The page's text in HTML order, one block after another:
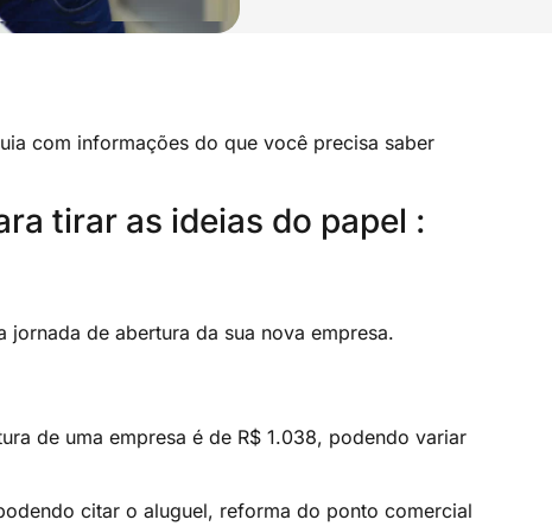
com informações do que você precisa saber
tirar as ideias do papel :
de abertura da sua nova empresa.
de uma empresa é de R$ 1.038, podendo variar
citar o aluguel, reforma do ponto comercial